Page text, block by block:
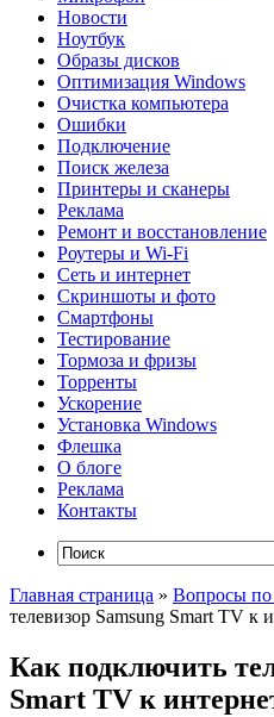
Новости
Ноутбук
Образы дисков
Оптимизация Windows
Очистка компьютера
Ошибки
Подключение
Поиск железа
Принтеры и сканеры
Реклама
Ремонт и восстановление
Роутеры и Wi-Fi
Сеть и интернет
Скриншоты и фото
Смартфоны
Тестирование
Тормоза и фризы
Торренты
Ускорение
Установка Windows
Флешка
О блоге
Реклама
Контакты
Главная страница » Вопросы по
телевизор Samsung Smart TV к
Как подключить
Smart TV к